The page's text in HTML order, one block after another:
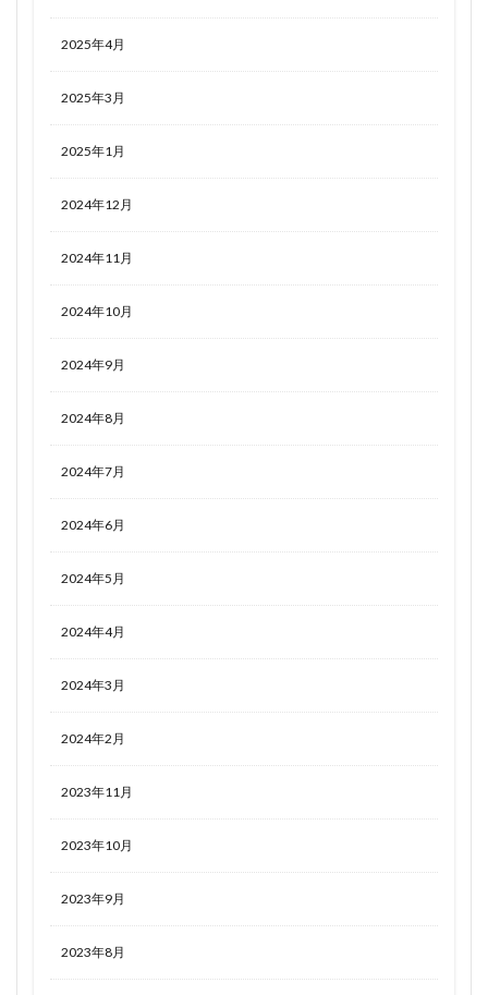
2025年4月
2025年3月
2025年1月
2024年12月
2024年11月
2024年10月
2024年9月
2024年8月
2024年7月
2024年6月
2024年5月
2024年4月
2024年3月
2024年2月
2023年11月
2023年10月
2023年9月
2023年8月